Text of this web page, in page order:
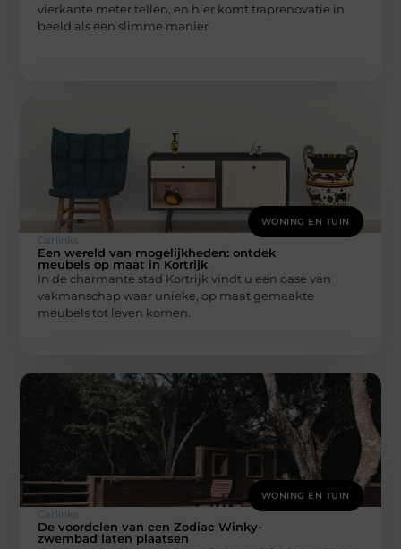
vierkante meter tellen, en hier komt traprenovatie in
beeld als een slimme manier
WONING EN TUIN
Carlinks
Een wereld van mogelijkheden: ontdek
meubels op maat in Kortrijk
In de charmante stad Kortrijk vindt u een oase van
vakmanschap waar unieke, op maat gemaakte
meubels tot leven komen.
WONING EN TUIN
Carlinks
De voordelen van een Zodiac Winky-
zwembad laten plaatsen